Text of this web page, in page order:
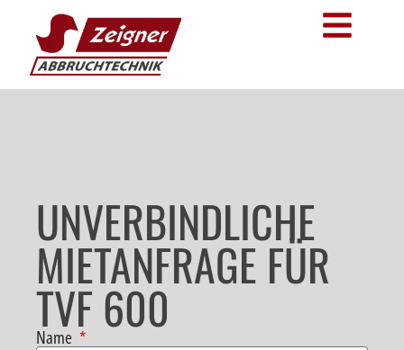
UNVERBINDLICHE
MIETANFRAGE FÜR
TVF 600
Name